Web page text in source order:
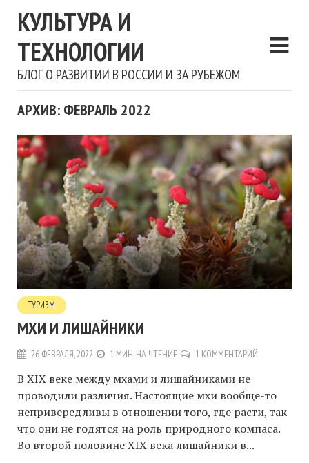
КУЛЬТУРА И
ТЕХНОЛОГИИ
БЛОГ О РАЗВИТИИ В РОССИИ И ЗА РУБЕЖОМ
АРХИВ: ФЕВРАЛЬ 2022
ТУРИЗМ
МХИ И ЛИШАЙНИКИ
26 ФЕВРАЛЯ, 2022 1 МИН. НА ЧТЕНИЕ 1 КОММЕНТАРИЙ
В XIX веке между мхами и лишайниками не
проводили различия. Настоящие мхи вообще-то
непривередливы в отношении того, где расти, так
что они не годятся на роль природного компаса.
Во второй половине XIX века лишайники в...